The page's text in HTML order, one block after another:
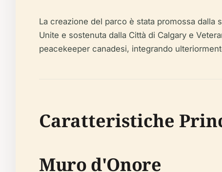
La creazione del parco è stata promossa dalla
Unite e sostenuta dalla Città di Calgary e
peacekeeper canadesi, integrando
Caratteristiche
Muro d'Onore